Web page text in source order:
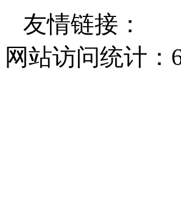
友情链接：
网站访问统计：